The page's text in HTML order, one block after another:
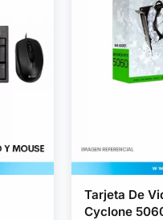
Tarjeta De
Cyclone